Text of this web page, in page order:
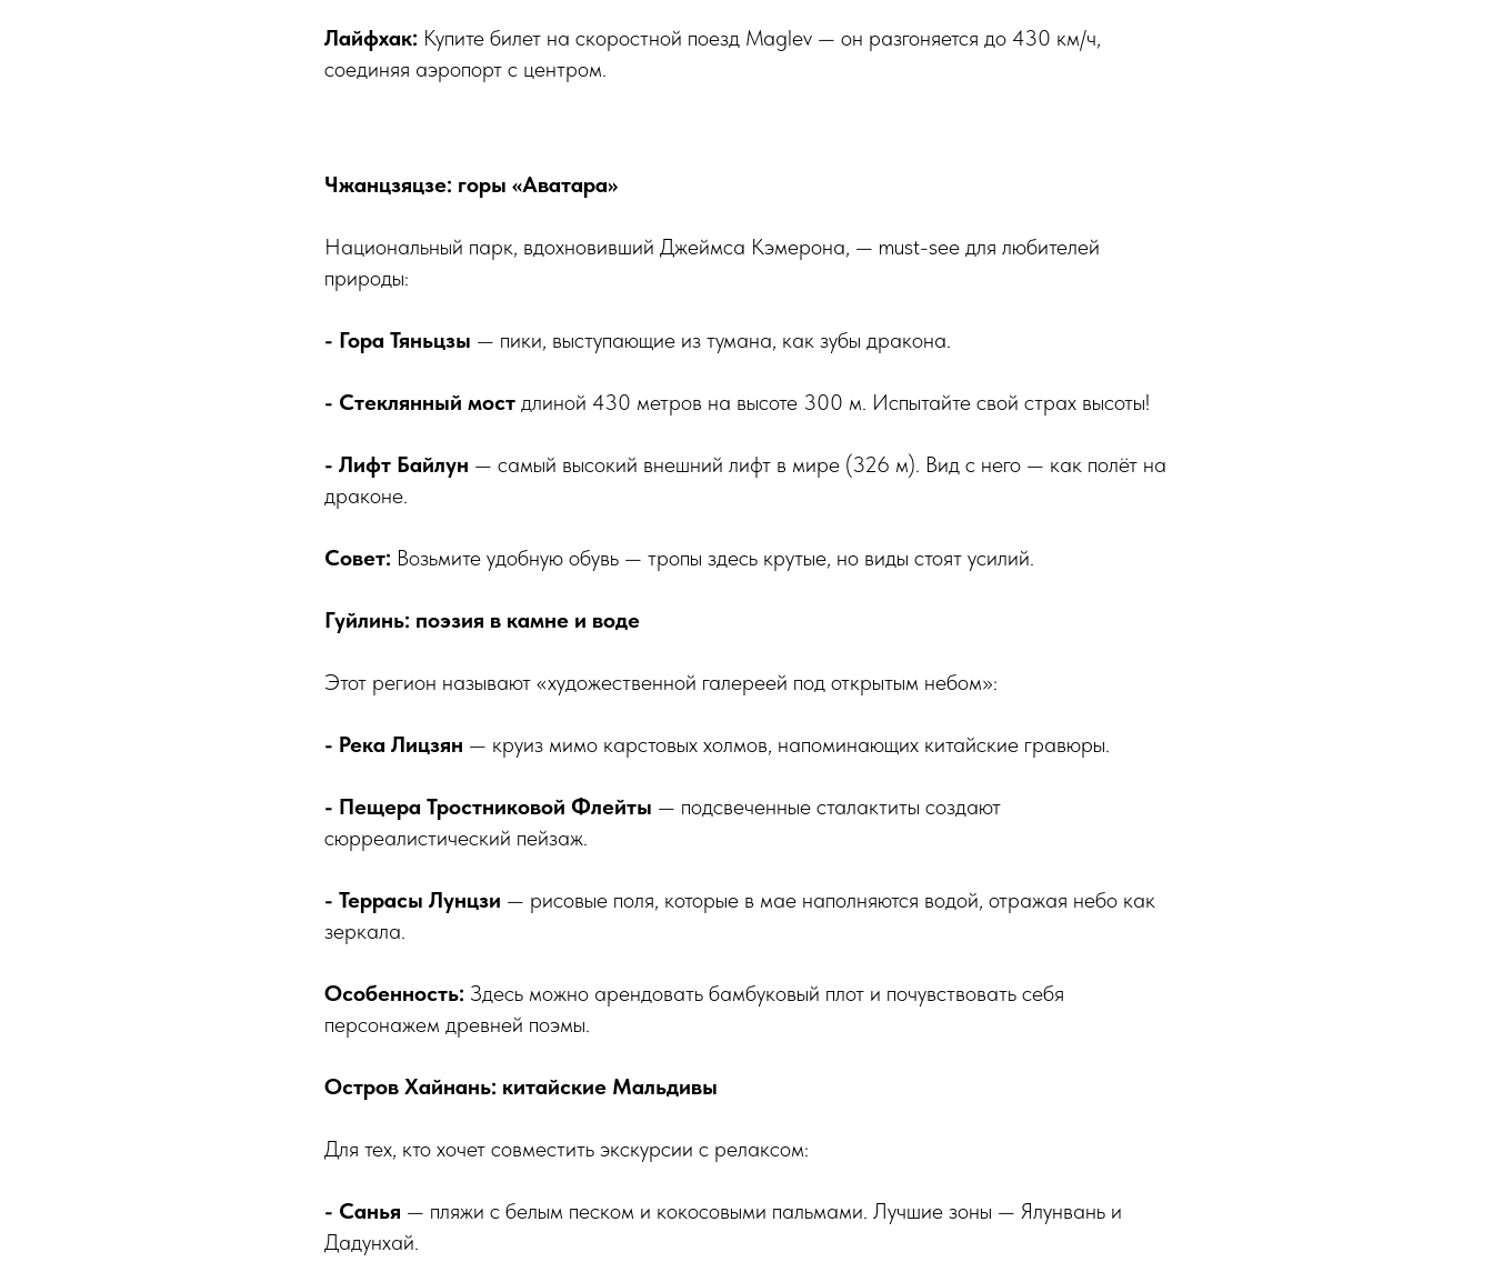
Лайфхак: Купите билет на скоростной поезд Maglev — он разгоняется до 430 км/ч,
соединяя аэропорт с центром.
Чжанцзяцзе: горы «Аватара»
Национальный парк, вдохновивший Джеймса Кэмерона, — must-see для любителей
природы:
- Гора Тяньцзы — пики, выступающие из тумана, как зубы дракона.
- Стеклянный мост длиной 430 метров на высоте 300 м. Испытайте свой страх высоты!
- Лифт Байлун — самый высокий внешний лифт в мире (326 м). Вид с него — как полёт на
драконе.
Совет: Возьмите удобную обувь — тропы здесь крутые, но виды стоят усилий.
Гуйлинь: поэзия в камне и воде
Этот регион называют «художественной галереей под открытым небом»:
- Река Лицзян — круиз мимо карстовых холмов, напоминающих китайские гравюры.
- Пещера Тростниковой Флейты — подсвеченные сталактиты создают
сюрреалистический пейзаж.
- Террасы Лунцзи — рисовые поля, которые в мае наполняются водой, отражая небо как
зеркала.
Особенность: Здесь можно арендовать бамбуковый плот и почувствовать себя
персонажем древней поэмы.
Остров Хайнань: китайские Мальдивы
Для тех, кто хочет совместить экскурсии с релаксом:
- Санья — пляжи с белым песком и кокосовыми пальмами. Лучшие зоны — Ялунвань и
Дадунхай.